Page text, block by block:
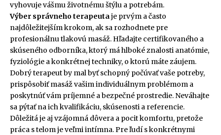
vyhovuje vášmu životnému štýlu a potrebám.
Výber správneho terapeutaje prvým a často
najdôležitejším krokom, ak sa rozhodnete pre
profesionálnu tlakovú masáž. Hľadajte certifikovaného a
skúseného odborníka, ktorý má hlboké znalosti anatómie,
fyziológie a konkrétnej techniky, o ktorú máte záujem.
Dobrý terapeut by mal byť schopný počúvať vaše potreby,
prispôsobiť masáž vašim individuálnym problémom a
poskytnúť vám príjemné a bezpečné prostredie. Neváhajte
sa pýtať na ich kvalifikáciu, skúsenosti a referencie.
Dôležitá je aj vzájomná dôvera a pocit komfortu, pretože
práca s telom je veľmi intímna. Pre ľudí s konkrétnymi